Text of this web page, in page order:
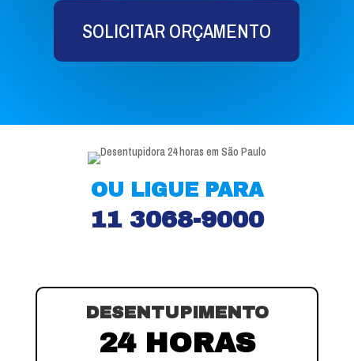
SOLICITAR ORÇAMENTO
OU LIGUE PARA
11 3068-9000
DESENTUPIMENTO
24 HORAS